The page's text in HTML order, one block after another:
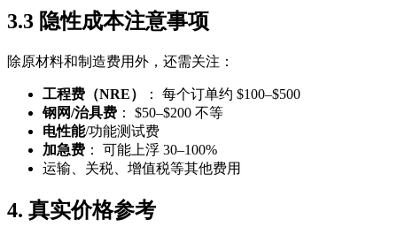
3.3 隐性成本注意事项
除原材料和制造费用外，还需关注：
工程费（NRE）
： 每个订单约 $100–$500
钢网/治具费 ： $50–$200 不等
电性能/功能测试费
加急费 ： 可能上浮 30–100%
运输、关税、增值税等其他费用
4. 真实价格参考